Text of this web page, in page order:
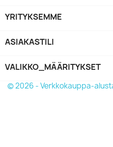
YRITYKSEMME
ASIAKASTILI
VALIKKO_MÄÄRITYKSET
© 2026 - Verkkokauppa-